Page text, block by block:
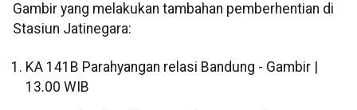
Gambir yang melakukan tambahan pemberhentian di
Stasiun Jatinegara:
KA 141B Parahyangan relasi Bandung - Gambir |
13.00 WIB